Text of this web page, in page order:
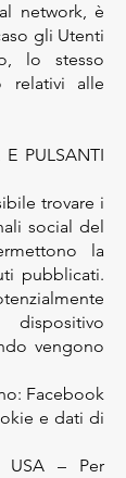
network, è
gli Utenti
lo stesso
relativi alle
PULSANTI
trovare i
social del
la
pubblicati.
vengono
Facebook
e dati di
USA – Per